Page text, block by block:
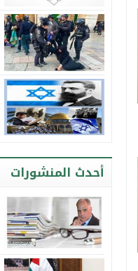
أحدث المنشورات